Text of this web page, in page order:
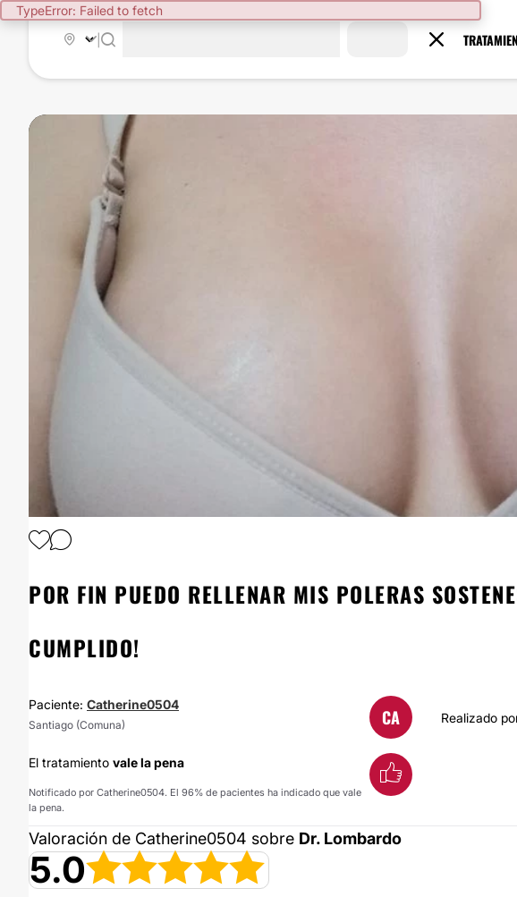
TypeError: Failed to fetch
POR FIN PUEDO RELLENAR MIS POLERAS
CUMPLIDO!
Paciente: Catherine0504
Santiago (Comuna) CA Realizado
El tratamiento vale la pena
Notificado por Catherine0504. El 96% de pacientes ha indicado que vale
la pena.
Valoración de Catherine0504 sobre Dr. Lombardo
5.0